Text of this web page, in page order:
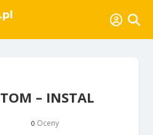
TOM – INSTAL
0 Oceny